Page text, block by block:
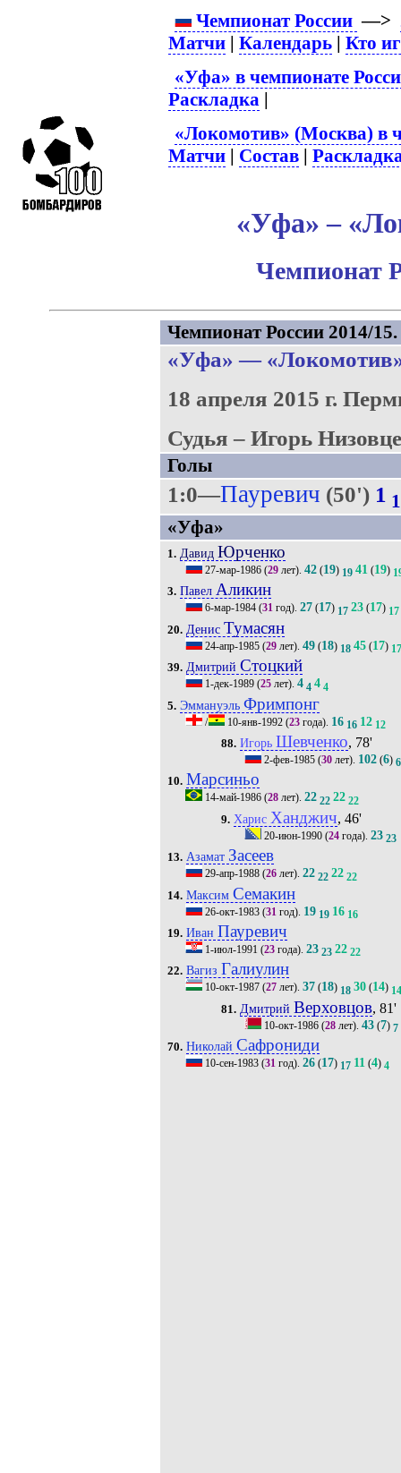
Чемпионат России —>
Матчи |Календарь |Кто
«Уфа» в чемпионате
Раскладка |
«Локомотив» (Москва) в
Матчи | Состав |
«Уфа» –
Чемпионат
Чемпионат России 2014/
«Уфа» —
18 апреля 2015 г.
Судья – Игорь
Голы
1:0—Пауревич (50') 1 1
«Уфа»
1. Давид Юрченко
27-мар-1986(29лет). 42(19) 19 41(19)
3. Павел Аликин
6-мар-1984(31год). 27(17) 17 23(17) 17
20. Денис Тумасян
24-апр-1985(29лет). 49(18) 18 45(17) 17
39. Дмитрий Стоцкий
1-дек-1989(25лет). 4 4 4 4
5. Эммануэль Фримпонг
/ 10-янв-1992(23года). 16 16 12 12
88. Игорь Шевченко, 78'
2-фев-1985 (30 лет). 102 (6) 6
10. Марсиньо
14-май-1986(28лет). 22 22 22 22
9. Харис Ханджич, 46'
20-июн-1990 (24 года).23 23
13. Азамат Засеев
29-апр-1988(26лет). 22 22 22 22
14. Максим Семакин
26-окт-1983(31 год). 19 19 16 16
19. Иван Пауревич
1-июл-1991 (23года). 23 23 22 22
22. Вагиз Галиулин
10-окт-1987(27лет). 37(18) 18 30(14) 14
81. Дмитрий Верховцов, 81'
10-окт-1986 (28 лет).43 (7) 7
70. Николай Сафрониди
10-сен-1983(31год). 26(17) 17 11(4) 4